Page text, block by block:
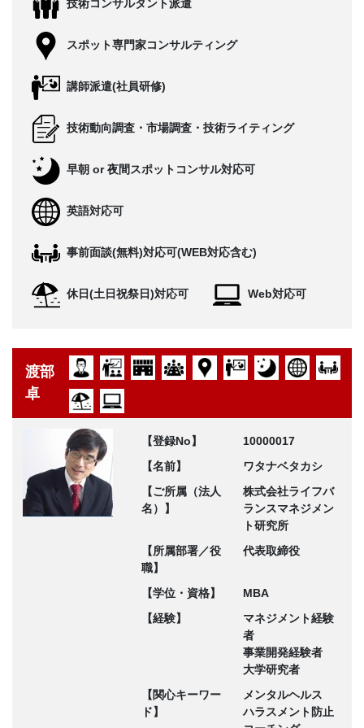
技術コンサルタント派遣
スポット専門家コンサルティング
講師派遣(社員研修)
技術動向調査・市場調査・技術ライティング
早朝 or 夜間スポットコンサル対応可
英語対応可
事前面談(無料)対応可(WEB対応含む)
休日(土日祝祭日)対応可 Web対応可
渡部
卓
【登録No】
10000017
【名前】
ワタナベタカシ
【ご所属（法人
名）】
株式会社ライフバ
ランスマネジメン
ト研究所
【所属部署／役
職】
代表取締役
【学位・資格】
MBA
【経験】
マネジメント経験
者
事業開発経験者
大学研究者
【関心キーワー
ド】
メンタルヘルス
ハラスメント防止